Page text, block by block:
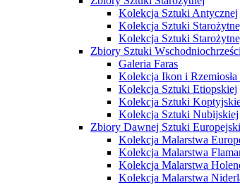
Kolekcja Sztuki Antycznej
Kolekcja Sztuki
Kolekcja Sztuki
Zbiory Sztuki
Galeria Faras
Kolekcja Ikon i
Kolekcja Sztuki Etiopskiej
Kolekcja Sztuki
Kolekcja Sztuki Nubijskiej
Zbiory Dawnej Sztuki
Kolekcja Malarstwa
Kolekcja Malarstwa
Kolekcja Malarstwa
Kolekcja Malarstwa